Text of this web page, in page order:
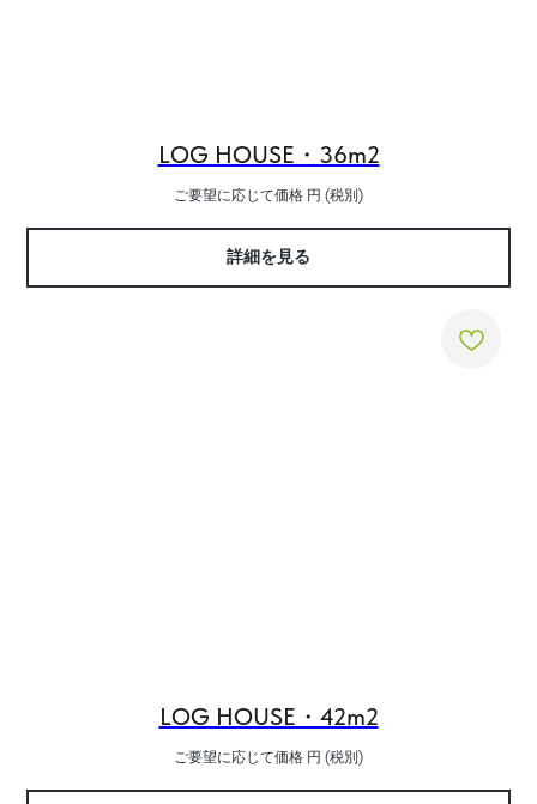
LOG HOUSE・36m2
ご要望に応じて価格 円 (税別)
詳細を見る
LOG HOUSE・42m2
ご要望に応じて価格 円 (税別)